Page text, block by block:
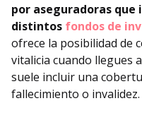
por aseguradoras
distintos fondos de
ofrece la posibilidad de
vitalicia cuando llegues
suele incluir una
fallecimiento o invalidez.